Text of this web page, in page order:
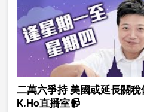
二萬六爭持 美國或延長關稅
K.Ho直播室📹